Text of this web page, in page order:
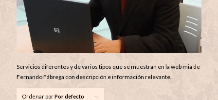
Servicios diferentes y de varios tipos que se muestran en la web mia de
Fernando Fábrega con descripción e información relevante.
Ordenar porPor defecto